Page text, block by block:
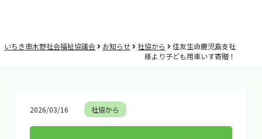
いちき串木野社会福祉協議会 お知らせ 社協から
住友生命鹿児島支社
様より子ども用車いす寄贈！
2026/03/16 社協から